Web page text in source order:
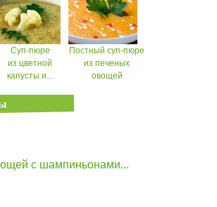
Суп-пюре
из цветной
капусты и...
Постный суп-пюре
из печеных
овощей
с шампиньонами...